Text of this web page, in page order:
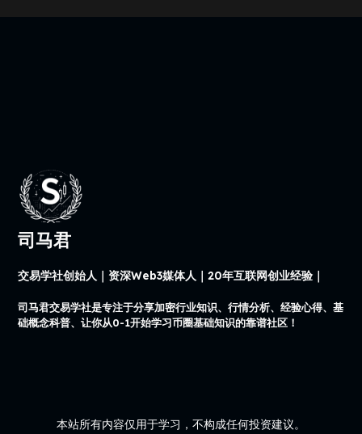
司马君
交易学社创始人｜资深Web3媒体人｜20年互联网创业经验｜
司马君交易学社是专注于分享加密行业知识、行情分析、经验心得、基
础概念科普、让你从0-1开始学习币圈基础知识的靠谱社区！
本站所有内容仅用于学习，不构成任何投资建议。